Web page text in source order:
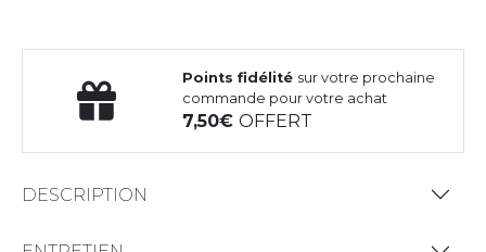
Points fidélité sur votre prochaine
commande pour votre achat
7,50OFFERT
DESCRIPTION